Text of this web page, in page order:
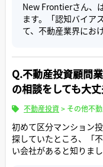
New Frontierさん、
ます。「認知バイア
て、不動産業界にお
そもそもバイアスと
り・ゆがみ・偏見・
の世論調査において
母集団が高齢者に偏
統計的バイアスです
一方で人間の判断や
てゆがみが生じます
Q.不動産投資顧問
の相談をしても大
不動産投資> その他不
初めて区分マンション
探していたところ、「
い会社があると知りま